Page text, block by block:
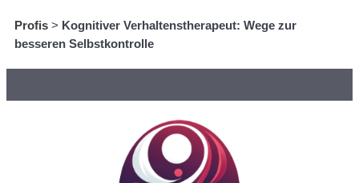
Profis > Kognitiver Verhaltenstherapeut: Wege zur
besseren Selbstkontrolle